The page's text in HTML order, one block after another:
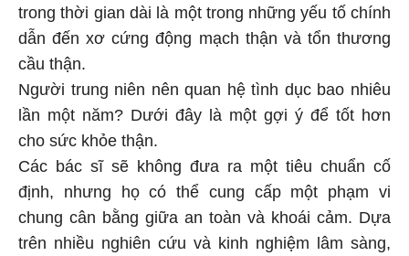
trong thời gian dài là một trong những yếu tố chính
dẫn đến xơ cứng động mạch thận và tổn thương
cầu thận.
Người trung niên nên quan hệ tình dục bao nhiêu
lần một năm? Dưới đây là một gợi ý để tốt hơn
cho sức khỏe thận.
Các bác sĩ sẽ không đưa ra một tiêu chuẩn cố
định, nhưng họ có thể cung cấp một phạm vi
chung cân bằng giữa an toàn và khoái cảm. Dựa
trên nhiều nghiên cứu và kinh nghiệm lâm sàng,